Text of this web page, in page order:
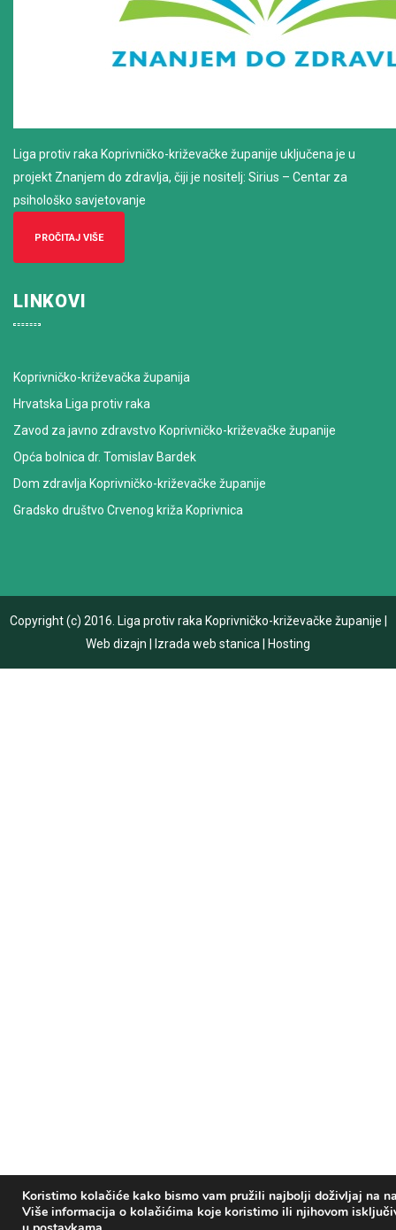
Koristimo kolačiće kako bismo vam pružili najbolji doživljaj na
Više informacija o kolačićima koje koristimo ili njihovom
Liga protiv raka Koprivničko-križevačke županije uključena je u
projekt Znanjem do zdravlja, čiji je nositelj: Sirius – Centar za
psihološko savjetovanje
PROČITAJ VIŠE
LINKOVI
Koprivničko-križevačka županija
Hrvatska Liga protiv raka
Zavod za javno zdravstvo Koprivničko-križevačke županije
Opća bolnica dr. Tomislav Bardek
Dom zdravlja Koprivničko-križevačke županije
Gradsko društvo Crvenog križa Koprivnica
Copyright (c) 2016. Liga protiv raka Koprivničko-križevačke županije
Web dizajn
Izrada web stanica Hosting